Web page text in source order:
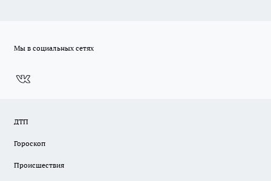
Мы в социальных сетях
ДТП
Гороскоп
Происшествия